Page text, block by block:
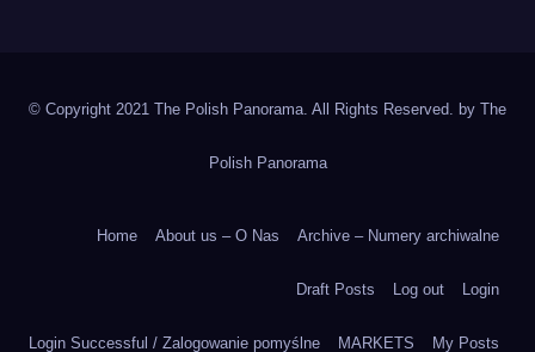
© Copyright 2021 The Polish Panorama. All Rights Reserved. by The
Polish Panorama
Home About us – O Nas Archive – Numery archiwalne
Draft Posts Log out Login
Login Successful / Zalogowanie pomyślne MARKETS My Posts